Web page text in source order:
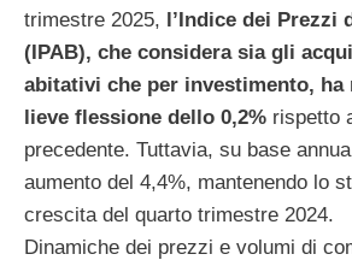
trimestre 2025, l’Indice dei Prezzi
(IPAB), che considera sia gli
abitativi che per investimento, ha
lieve flessione dello 0,2% rispetto
precedente. Tuttavia, su base
aumento del 4,4%, mantenendo lo
crescita del quarto trimestre 2024.
Dinamiche dei prezzi e volumi di